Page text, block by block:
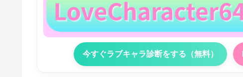
今すぐラブキャラ診断をする（無料）